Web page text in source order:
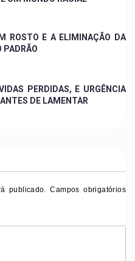
ROSTO E A ELIMINAÇÃO DA
PADRÃO
PERDIDAS, E URGÊNCIA
DE LAMENTAR
publicado. Campos obrigatórios